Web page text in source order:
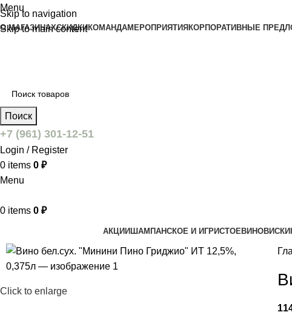
Skip to navigation
Skip to main content
Menu
О МАГАЗИНАХСКИДКИКОМАНДАМЕРОПРИЯТИЯ КОРПОРАТИВНЫЕ
Поиск
+7 (961) 301-12-51
Login / Register
0 items 0 ₽
Menu
0 items 0 ₽
АКЦИИШАМПАНСКОЕ И ИГРИСТОЕВИНОВИСКИ
Click to enlarge